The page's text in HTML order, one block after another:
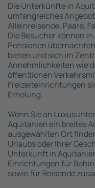
Die Unterkünfte in
umfangreiches
Alleinreisende, Paare,
Die Besucher können
Pensionen
bieten und sich im
Annehmlichkeiten wie
öffentlichen
Freizeiteinrichtungen
Erholung.
Wenn Sie an
Aquitanien ein breites
ausgewählten Ort
Urlaubs oder Ihrer
Unterkunft in
Einrichtungen für
sowie für Reisende